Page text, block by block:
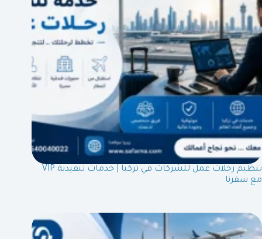
تنظيم رحلات عمل للشركات في تركيا | خدمات تنفيدية VIP
مع سفرنا